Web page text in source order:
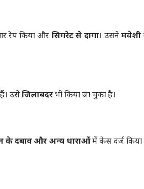
रेप किया और सिगरेट से दागा। उसनेमवेशी
हैं। उसेजिलाबदरभी किया जा चुका है।
के दबाव और अन्य धाराओंमें केस दर्ज